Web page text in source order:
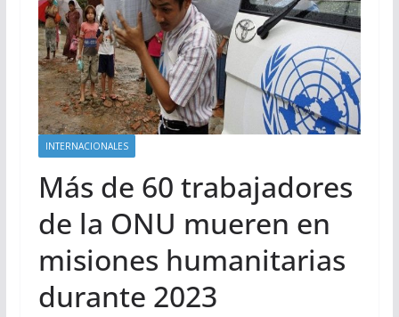
INTERNACIONALES
Más de 60 trabajadores
de la ONU mueren en
misiones humanitarias
durante 2023